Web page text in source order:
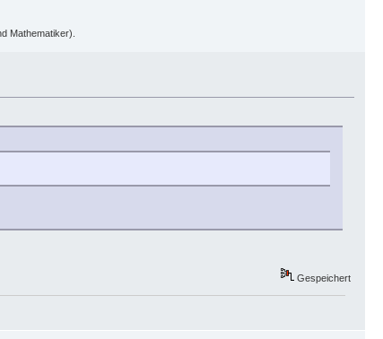
Mathematiker).
Gespeichert